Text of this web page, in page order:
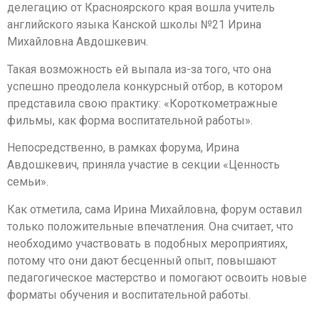
делегацию от Красноярского края вошла учитель
английского языка Канской школы №21 Ирина
Михайловна Авдошкевич.
Такая возможность ей выпала из-за того, что она
успешно преодолела конкурсный отбор, в котором
представила свою практику: «Короткометражные
фильмы, как форма воспитательной работы».
Непосредственно, в рамках форума, Ирина
Авдошкевич, приняла участие в секции «Ценность
семьи».
Как отметила, сама Ирина Михайловна, форум оставил
только положительные впечатления. Она считает, что
необходимо участвовать в подобных мероприятиях,
потому что они дают бесценный опыт, повышают
педагогическое мастерство и помогают освоить новые
форматы обучения и воспитательной работы.